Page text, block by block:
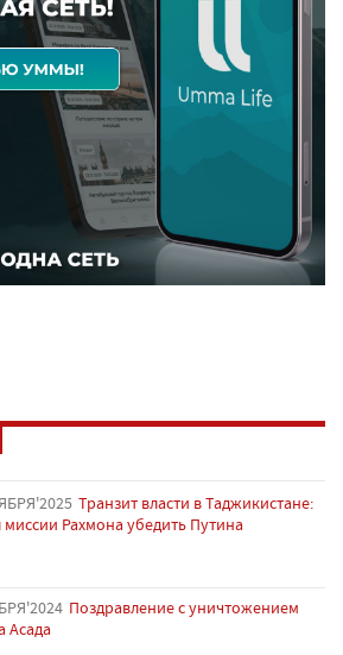
Транзит власти в Таджикистане:
миссии Рахмона убедить Путина
Поздравление с уничтожением
Асада